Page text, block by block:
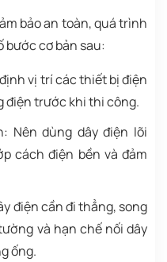
bảo an toàn, quá trình
bước cơ bản sau:
vị trí các thiết bị điện
điện trước khi thi công.
Nên dùng dây điện lõi
cách điện bền và đảm
điện cần đi thẳng, song
và hạn chế nối dây
ống.